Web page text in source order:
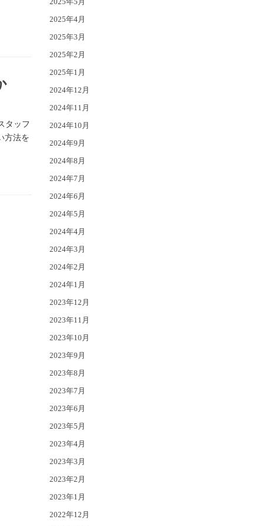
タッフ
方法を
2025年4月
2025年3月
2025年2月
2025年1月
2024年12月
2024年11月
2024年10月
2024年9月
2024年8月
2024年7月
2024年6月
2024年5月
2024年4月
2024年3月
2024年2月
2024年1月
2023年12月
2023年11月
2023年10月
2023年9月
2023年8月
2023年7月
2023年6月
2023年5月
2023年4月
2023年3月
2023年2月
2023年1月
2022年12月